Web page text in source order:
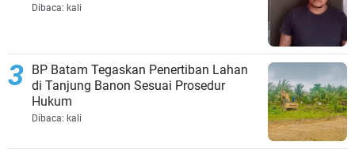
Dibaca: kali
BP Batam Tegaskan Penertiban Lahan
di Tanjung Banon Sesuai Prosedur
Hukum
Dibaca: kali